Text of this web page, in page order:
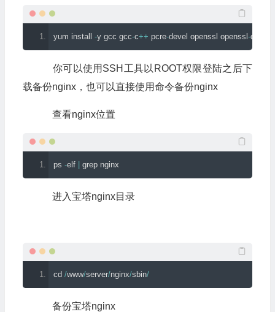
yum install -y gcc gcc-c++ pcre-devel openssl openssl -devel
你可以使用SSH工具以ROOT权限登陆之后下
载备份nginx，也可以直接使用命令备份nginx
查看nginx位置
ps -elf grep nginx
进入宝塔nginx目录
cd /www/server/nginx/sbin/
备份宝塔nginx